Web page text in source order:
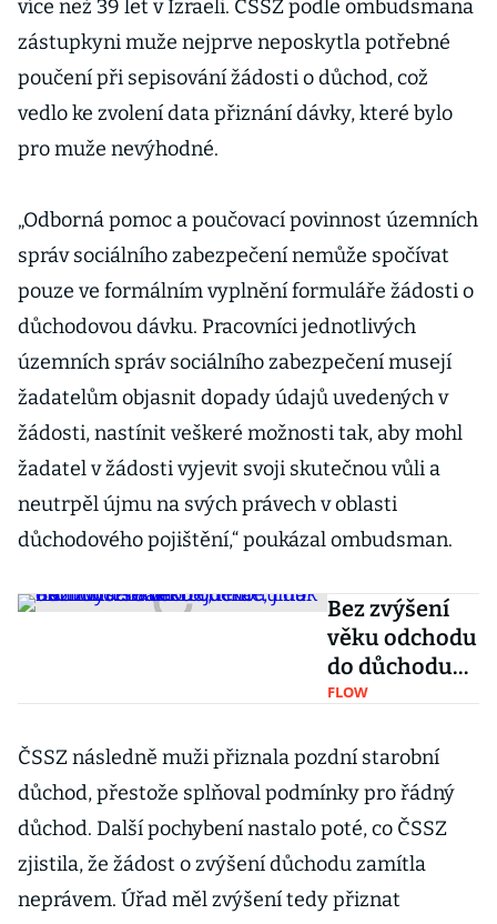
více než 39 let v Izraeli. ČSSZ podle ombudsmana
zástupkyni muže nejprve neposkytla potřebné
poučení při sepisování žádosti o důchod, což
vedlo ke zvolení data přiznání dávky, které bylo
pro muže nevýhodné.
„Odborná pomoc a poučovací povinnost územních
správ sociálního zabezpečení nemůže spočívat
pouze ve formálním vyplnění formuláře žádosti o
důchodovou dávku. Pracovníci jednotlivých
územních správ sociálního zabezpečení musejí
žadatelům objasnit dopady údajů uvedených v
žádosti, nastínit veškeré možnosti tak, aby mohl
žadatel v žádosti vyjevit svoji skutečnou vůli a
neutrpěl újmu na svých právech v oblasti
důchodového pojištění,“ poukázal ombudsman.
Bez zvýšení
věku odchodu
do důchodu
se
jinak nám
hrozí bankrot,
říká ekonom
Hradil
FLOW
ČSSZ následně muži přiznala pozdní starobní
důchod, přestože splňoval podmínky pro řádný
důchod. Další pochybení nastalo poté, co ČSSZ
zjistila, že žádost o zvýšení důchodu zamítla
neprávem. Úřad měl zvýšení tedy přiznat